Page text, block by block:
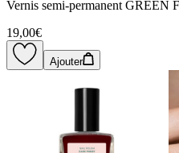
Vernis semi-permanent
19,00€
Ajouter